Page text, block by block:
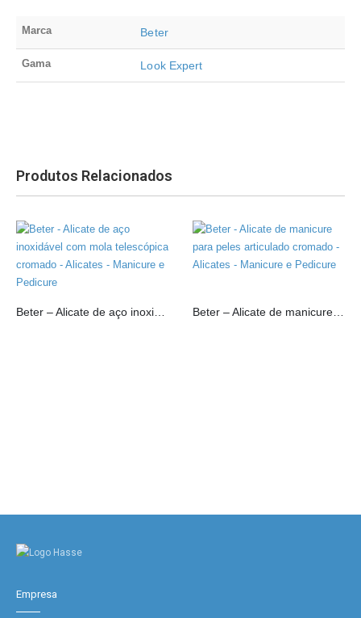
Marca Beter
Gama Look Expert
Produtos Relacionados
Empresa